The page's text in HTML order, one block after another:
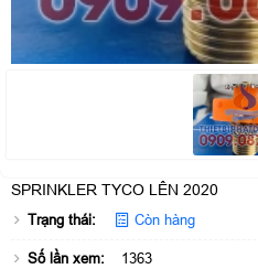
SPRINKLER TYCO LÊN 2020
Trạng thái: Còn hàng
Số lần xem: 1363